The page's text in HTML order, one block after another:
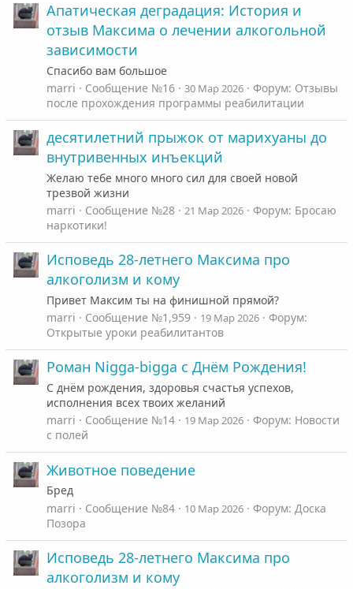
Апатическая деградация: История и
отзыв Максима о лечении алкогольной
зависимости
Спасибо вам большое
marri
Сообщение №16 30 Мар 2026 Форум: Отзывы
после прохождения программы реабилитации
десятилетний прыжок от марихуаны до
внутривенных инъекций
Желаю тебе много много сил для своей новой
трезвой жизни
marri
Сообщение №28 21 Мар 2026 Форум: Бросаю
наркотики!
Исповедь 28-летнего Максима про
алкоголизм и кому
Привет Максим ты на финишной прямой?
marri
Сообщение №1,959 19 Мар 2026
Форум:
Открытые уроки реабилитантов
Роман Nigga-bigga с Днём Рождения!
С днём рождения, здоровья счастья успехов,
исполнения всех твоих желаний
marri
Сообщение №14 19 Мар 2026 Форум: Новости
с полей
Животное поведение
Бред
marri
Сообщение №84 10 Мар 2026 Форум: Доска
Позора
Исповедь 28-летнего Максима про
алкоголизм и кому